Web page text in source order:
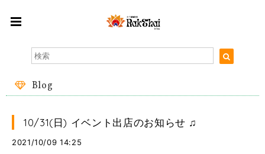
Blog
10/31(日) イベント出店のお知らせ ♫
2021/10/09 14:25